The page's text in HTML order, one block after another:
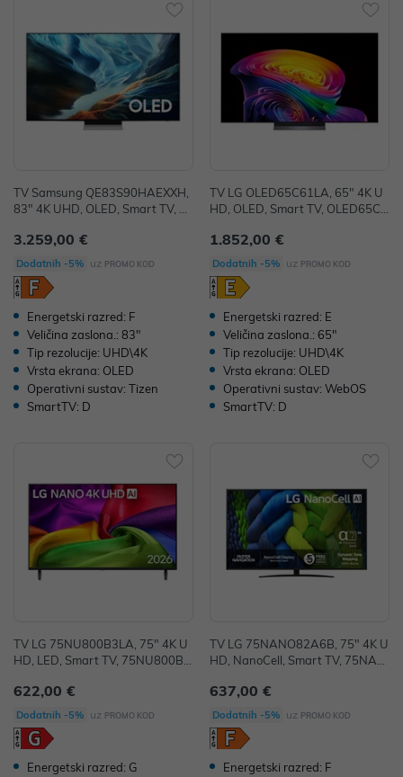
TV Samsung QE83S90HAEXXH,
83" 4K UHD, OLED, Smart TV, Q
3.259,00 €
Dodatnih -5% uz PROMO KOD
Energetski razred: F
Veličina zaslona.: 83"
Tip rezolucije: UHD\4K
Vrsta ekrana: OLED
Operativni sustav: Tizen
SmartTV: D
TV LG OLED65C61LA, 65" 4K U
HD, OLED, Smart TV, OLED65C6
1.852,00 €
Dodatnih -5% uz PROMO KOD
Energetski razred: E
Veličina zaslona.: 65"
Tip rezolucije: UHD\4K
Vrsta ekrana: OLED
Operativni sustav: WebOS
SmartTV: D
TV LG 75NU800B3LA, 75" 4K U
HD, LED, Smart TV, 75NU800B3
622,00 €
Dodatnih -5% uz PROMO KOD
Energetski razred: G
TV LG 75NANO82A6B, 75" 4K U
HD, NanoCell, Smart TV, 75NAN
637,00 €
Dodatnih -5% uz PROMO KOD
Energetski razred: F